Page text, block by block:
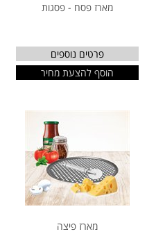
מארז פסח - פסגות
פרטים נוספים
הוסף להצעת מחיר
מארז פיצה